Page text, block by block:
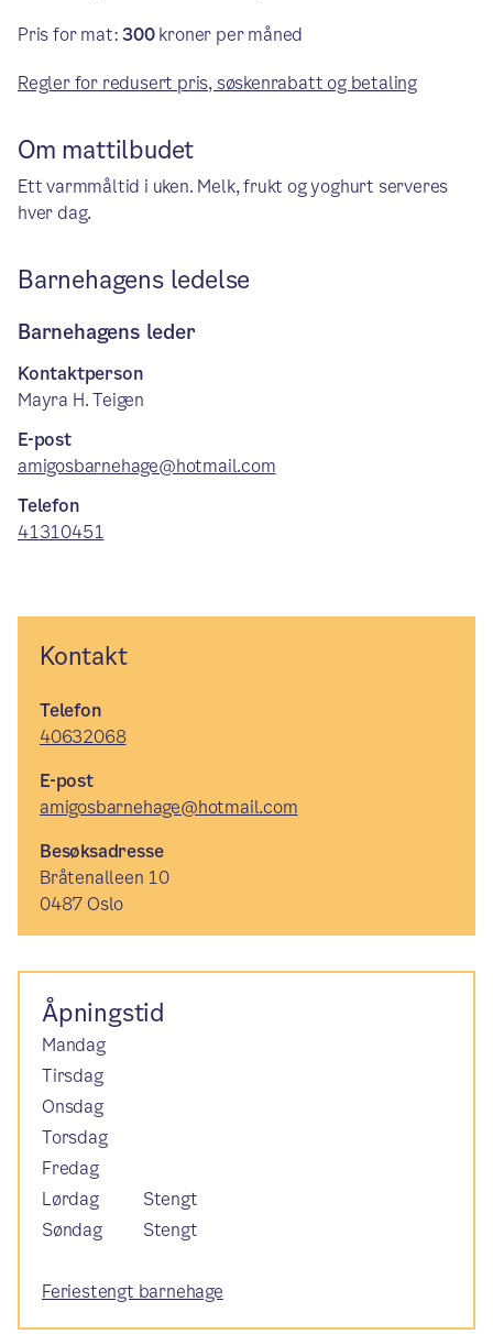
Pris for mat:300kroner per måned
Regler for redusert pris, søskenrabatt og betaling
Om mattilbudet
Ett varmmåltid i uken. Melk, frukt og yoghurt serveres
hver dag.
Barnehagens ledelse
Barnehagens leder
Kontaktperson
Mayra H. Teigen
E-post
amigosbarnehage@hotmail.com
Telefon
41310451
Kontakt
Telefon
40632068
E-post
amigosbarnehage@hotmail.com
Besøksadresse
Bråtenalleen 10
0487 Oslo
Åpningstid
Mandag
Tirsdag
Onsdag
Torsdag
Fredag
Lørdag
Stengt
Søndag
Stengt
Feriestengt barnehage